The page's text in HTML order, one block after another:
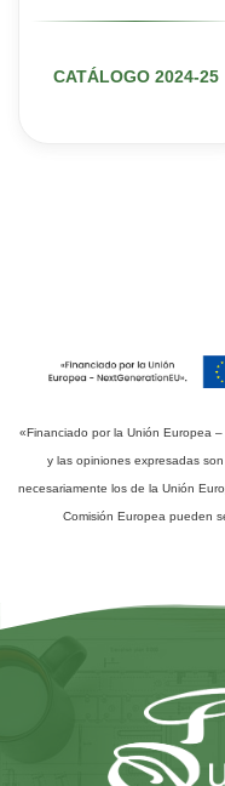
CATÁLOGO 2024-25
«Financiado por la Unión Europea
y las opiniones expresadas
necesariamente los de la Unión
Comisión Europea pueden